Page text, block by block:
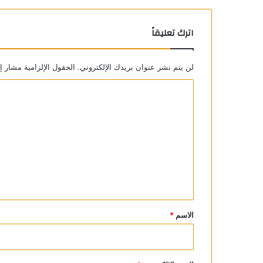
اترك تعليقاً
لن يتم نشر عنوان بريدك الإلكتروني. الحقول الإلزامية مشار
*
الاسم *